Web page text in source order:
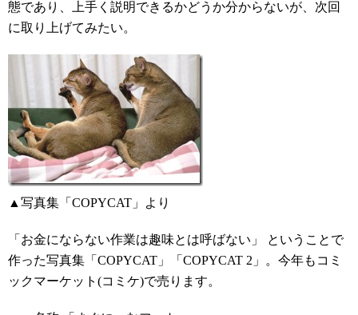
態であり、上手く説明できるかどうか分からないが、次回
に取り上げてみたい。
▲写真集「COPYCAT」より
「お金にならない作業は趣味とは呼ばない」 ということで
作った写真集「COPYCAT」「COPYCAT 2」。今年もコミ
ックマーケット(コミケ)で売ります。